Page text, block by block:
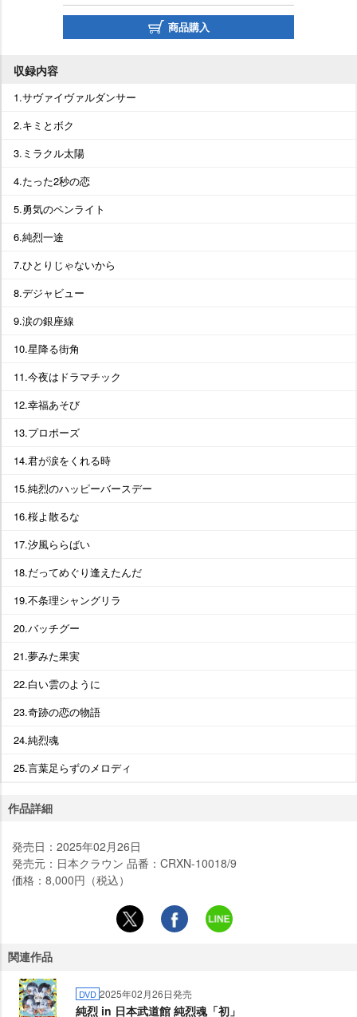
商品購入
収録内容
1.サヴァイヴァルダンサー
2.キミとボク
3.ミラクル太陽
4.たった2秒の恋
5.勇気のペンライト
6.純烈一途
7.ひとりじゃないから
8.デジャビュー
9.涙の銀座線
10.星降る街角
11.今夜はドラマチック
12.幸福あそび
13.プロポーズ
14.君が涙をくれる時
15.純烈のハッピーバースデー
16.桜よ散るな
17.汐風ららばい
18.だってめぐり逢えたんだ
19.不条理シャングリラ
20.バッチグー
21.夢みた果実
22.白い雲のように
23.奇跡の恋の物語
24.純烈魂
25.言葉足らずのメロディ
作品詳細
発売日：2025年02月26日
発売元：日本クラウン 品番：CRXN-10018/9
価格：8,000円（税込）
関連作品
DVD 2025年02月26日発売
純烈 in 日本武道館 純烈魂「初」